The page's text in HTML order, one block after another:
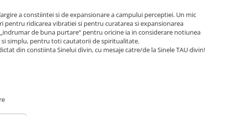
a constiintei si de expansionare a campului perceptiei. Un mic
pentru ridicarea vibratiei si pentru curatarea si expansionarea
de buna purtare“ pentru oricine ia in considerare notiunea
si simplu, pentru toti cautatorii de spiritualitate.
din constiinta Sinelui divin, cu mesaje catre/de la Sinele TAU divin!